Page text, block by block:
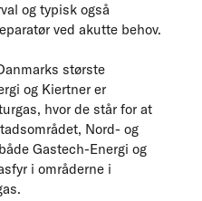
og typisk også
ved akutte behov.
største
og Kiertner er
hvor de står for at
Nord- og
Gastech-Energi og
i områderne i